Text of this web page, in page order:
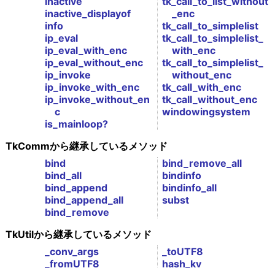
inactive_displayof
info
ip_eval
ip_eval_with_enc
ip_eval_without_enc
ip_invoke
ip_invoke_with_enc
ip_invoke_without_en
c
is_mainloop?
_enc
tk_call_to_simplelist
tk_call_to_simplelist_
with_enc
tk_call_to_simplelist_
without_enc
tk_call_with_enc
tk_call_without_enc
windowingsystem
TkCommから継承しているメソッド
bind
bind_all
bind_append
bind_append_all
bind_remove
bind_remove_all
bindinfo
bindinfo_all
subst
TkUtilから継承しているメソッド
_conv_args
_fromUTF8
_toUTF8
hash_kv